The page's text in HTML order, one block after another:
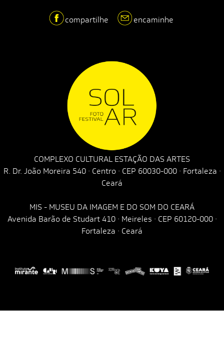
compartilhe encaminhe
COMPLEXO CULTURAL ESTAÇÃO DAS ARTES
R. Dr. João Moreira 540 · Centro · CEP 60030-000 · Fortaleza ·
Ceará
MIS - MUSEU DA IMAGEM E DO SOM DO CEARÁ
Avenida Barão de Studart 410 · Meireles · CEP 60120-000 ·
Fortaleza · Ceará